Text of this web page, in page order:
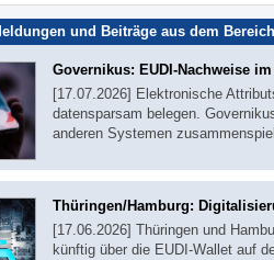
und Beiträge aus dem
Governikus: EUDI-Nachweise
[17.07.2026] Elektronische
datensparsam belegen.
anderen Systemen
Thüringen/Hamburg:
[17.06.2026] Thüringen und
künftig über die EUDI-Wallet auf